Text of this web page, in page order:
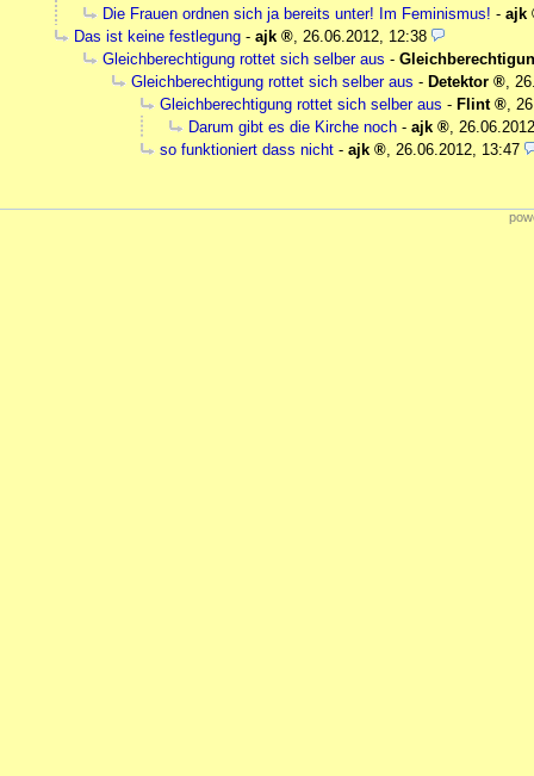
Die Frauen ordnen sich ja bereits unter! Im Feminismus! - ajk
Das ist keine festlegung - ajk , 26.06.2012, 12:38
Gleichberechtigung rottet sich selber aus -
Gleichberechtigung rottet sich selber aus - Detektor ,
Gleichberechtigung rottet sich selber aus - Flint ,
Darum gibt es die Kirche noch - ajk ,
so funktioniert dass nicht - ajk , 26.06.2012, 13:47